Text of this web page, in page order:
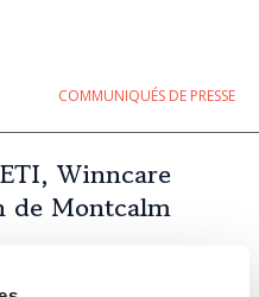
COMMUNIQUÉS DE PRESSE
Winncare
de Montcalm